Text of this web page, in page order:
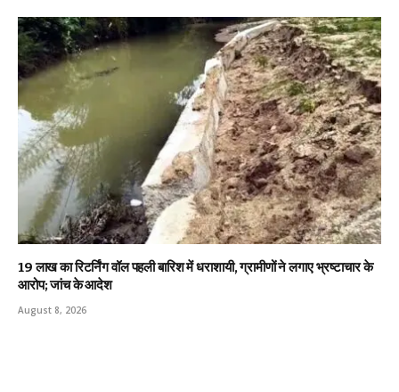
19 लाख का रिटर्निंग वॉल पहली बारिश में धराशायी, ग्रामीणों ने लगाए भ्रष्टाचार के
आरोप; जांच के आदेश
August 8, 2026